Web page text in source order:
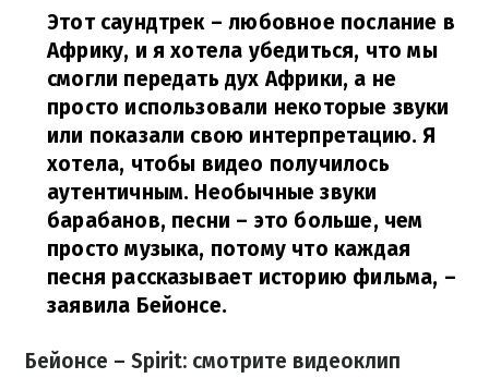
Этот саундтрек – любовное послание в
Африку, и я хотела убедиться, что мы
смогли передать дух Африки, а не
просто использовали некоторые звуки
или показали свою интерпретацию. Я
хотела, чтобы видео получилось
аутентичным. Необычные звуки
барабанов, песни – это больше, чем
просто музыка, потому что каждая
песня рассказывает историю фильма, –
заявила Бейонсе.
Бейонсе – Spirit: смотрите видеоклип